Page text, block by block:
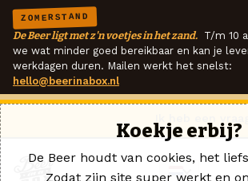
ZOMERSTAND
De Beer ligt met z'n voetjes in het zand. T/m 10
we wat minder goed bereikbaar en kan je
werkdagen duren. Mailen werkt het snelst:
hello@beerinabox.nl
Koekje erbij?
De Beer houdt van cookies, het
Zodat zijn site super werkt en